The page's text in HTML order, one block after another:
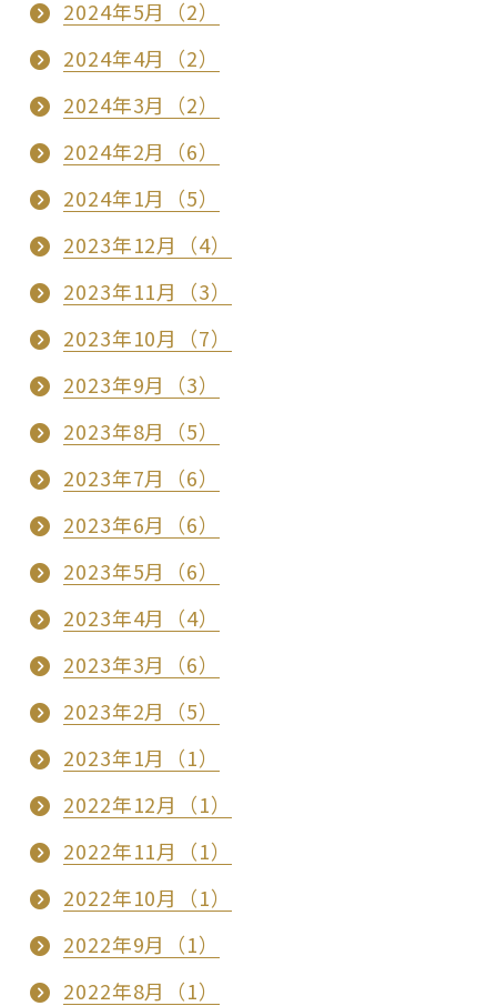
2024年5月（2）
2024年4月（2）
2024年3月（2）
2024年2月（6）
2024年1月（5）
2023年12月（4）
2023年11月（3）
2023年10月（7）
2023年9月（3）
2023年8月（5）
2023年7月（6）
2023年6月（6）
2023年5月（6）
2023年4月（4）
2023年3月（6）
2023年2月（5）
2023年1月（1）
2022年12月（1）
2022年11月（1）
2022年10月（1）
2022年9月（1）
2022年8月（1）